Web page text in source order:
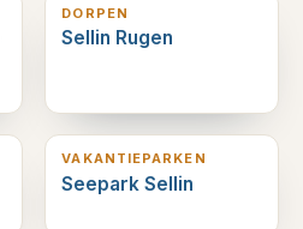
DORPEN
Sellin Rugen
0 km verderop
VAKANTIEPARKEN
Seepark Sellin